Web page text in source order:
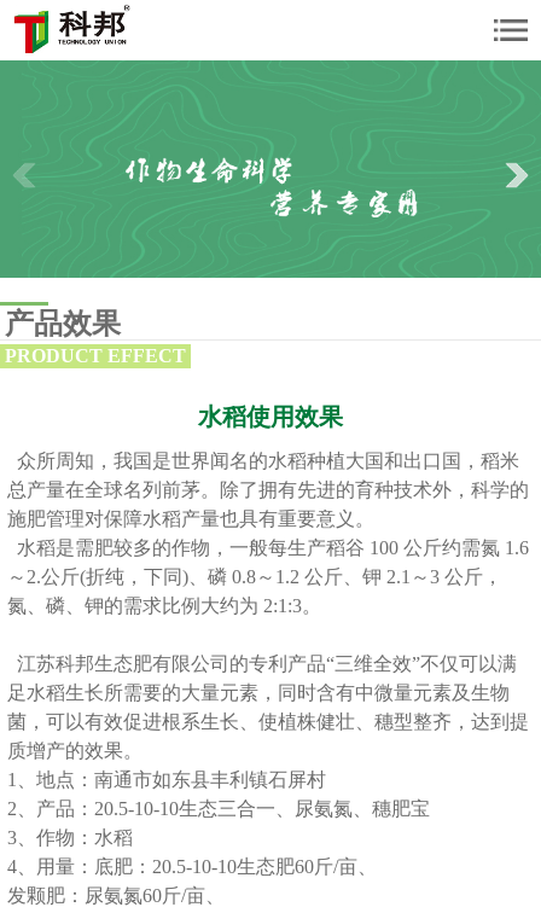
产品效果
PRODUCT EFFECT
水稻使用效果
众所周知，我国是世界闻名的水稻种植大国和出口国，稻米
总产量在全球名列前茅。除了拥有先进的育种技术外，科学的
施肥管理对保障水稻产量也具有重要意义。
水稻是需肥较多的作物，一般每生产稻谷 100 公斤约需氮 1.6
～2.公斤(折纯，下同)、磷 0.8～1.2 公斤、钾 2.1～3 公斤，
氮、磷、钾的需求比例大约为 2:1:3。
江苏科邦生态肥有限公司的专利产品“三维全效”不仅可以满
足水稻生长所需要的大量元素，同时含有中微量元素及生物
菌，可以有效促进根系生长、使植株健壮、穗型整齐，达到提
质增产的效果。
1、地点：南通市如东县丰利镇石屏村
2、产品：20.5-10-10生态三合一、尿氨氮、穗肥宝
3、作物：水稻
4、用量：底肥：20.5-10-10生态肥60斤/亩、
发颗肥：尿氨氮60斤/亩、